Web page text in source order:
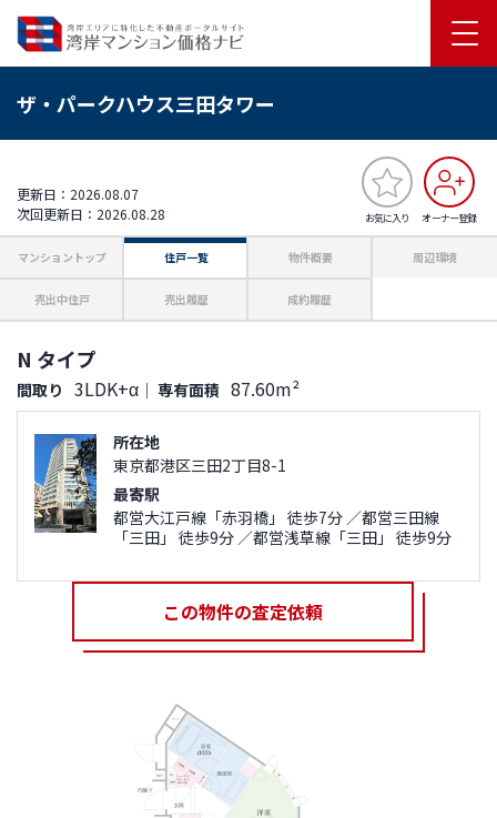
ザ・パークハウス三田タワー
お気に入り オーナー登録
更新日：2026.08.07
次回更新日：2026.08.28
マンショントップ 住戸一覧 物件概要 周辺環境
売出中住戸 売出履歴 成約履歴
N タイプ
間取り 3LDK+α ｜ 専有面積 87.60m²
所在地
東京都港区三田2丁目8-1
最寄駅
都営大江戸線「赤羽橋」 徒歩7分 ／都営三田線
「三田」 徒歩9分 ／都営浅草線「三田」 徒歩9分
この物件の査定依頼